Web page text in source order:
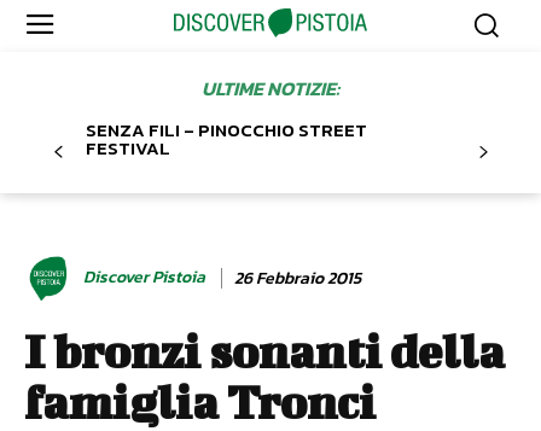
ULTIME NOTIZIE:
SENZA FILI – PINOCCHIO STREET
FESTIVAL
Discover Pistoia 26 Febbraio 2015
I bronzi sonanti della
famiglia Tronci